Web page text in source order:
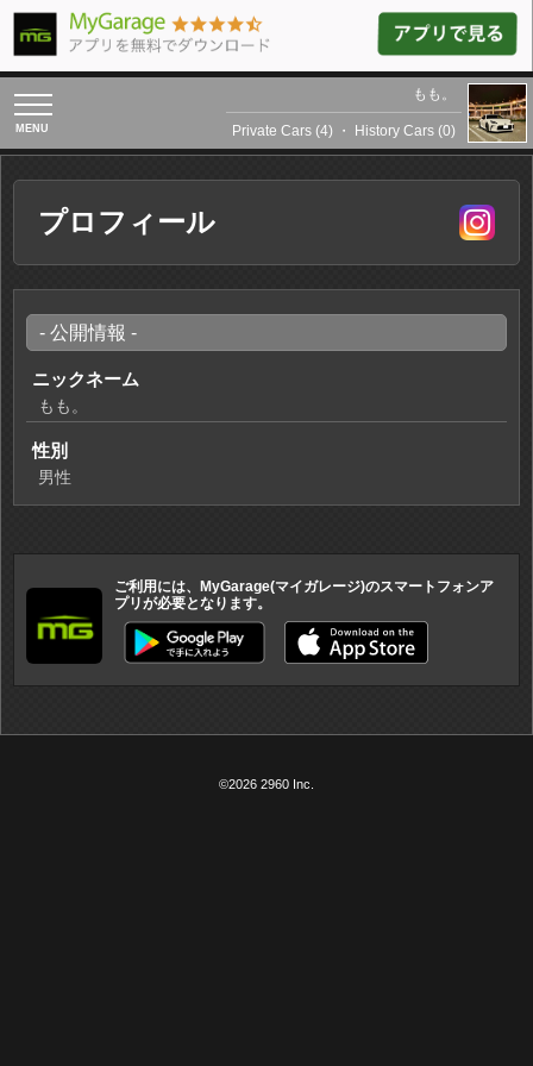
toggle
navigation
もも。
Private Cars (4) ・ History Cars (0)
プロフィール
- 公開情報 -
ニックネーム
もも。
性別
男性
ご利用には、MyGarage(マイガレージ)のスマートフォンア
プリが必要となります。
©2026 2960 Inc.